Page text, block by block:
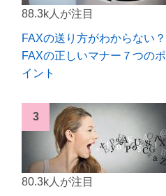
88.3k人が注目
FAXの送り方がわからない？
FAXの正しいマナー７つのポ
イント
80.3k人が注目